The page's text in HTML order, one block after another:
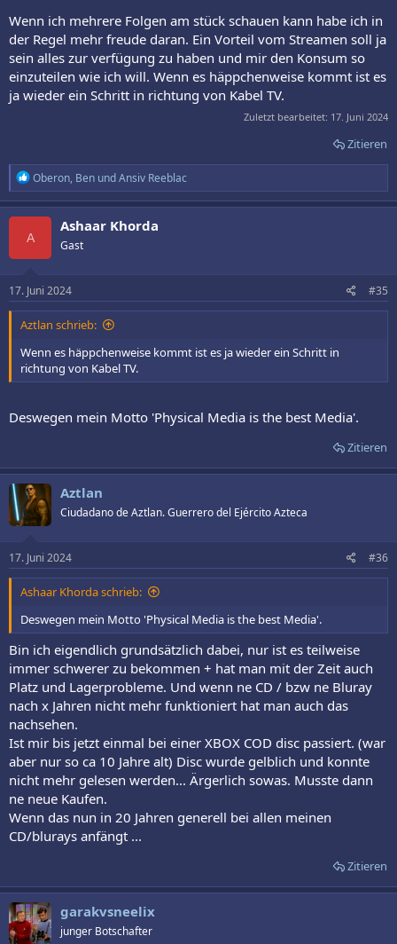
Wenn ich mehrere Folgen am stück schauen kann habe ich in
der Regel mehr freude daran. Ein Vorteil vom Streamen soll ja
sein alles zur verfügung zu haben und mir den Konsum so
einzuteilen wie ich will. Wenn es häppchenweise kommt ist es
ja wieder ein Schritt in richtung von Kabel TV.
Zuletzt bearbeitet: 17. Juni 2024
Zitieren
R
e
a
k
t
i
o
e
n
:
Oberon, Ben undAnsiv Reeblac
A
Ashaar Khorda
Gast
17. Juni 2024 #35
Aztlan schrieb:
Wenn es häppchenweise kommt ist es ja wieder ein Schritt in
richtung von Kabel TV.
Deswegen mein Motto 'Physical Media is the best Media'.
Zitieren
Aztlan
Ciudadano de Aztlan. Guerrero del Ejército Azteca
17. Juni 2024 #36
Ashaar Khorda schrieb:
Deswegen mein Motto 'Physical Media is the best Media'.
Bin ich eigendlich grundsätzlich dabei, nur ist es teilweise
immer schwerer zu bekommen + hat man mit der Zeit auch
Platz und Lagerprobleme. Und wenn ne CD / bzw ne Bluray
nach x Jahren nicht mehr funktioniert hat man auch das
nachsehen.
Ist mir bis jetzt einmal bei einer XBOX COD disc passiert. (war
aber nur so ca 10 Jahre alt) Disc wurde gelblich und konnte
nicht mehr gelesen werden... Ärgerlich sowas. Musste dann
ne neue Kaufen.
Wenn das nun in 20 Jahren generell bei allen meinen
CD/blurays anfängt ...
Zitieren
garakvsneelix
junger Botschafter